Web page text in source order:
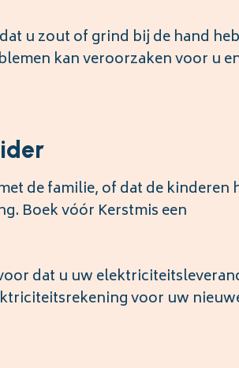
u zout of grind bij de hand
kan veroorzaken voor u
de familie, of dat de kinderen
Boek vóór Kerstmis een
dat u uw
voor uw